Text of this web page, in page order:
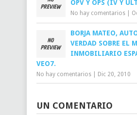
OPV Y OPS (IV Y
No hay comentarios
BORJA MATEO,
VERDAD SOBRE EL
INMOBILIARIO
VEO7.
No hay comentarios Dic 20, 2010
UN COMENTARIO